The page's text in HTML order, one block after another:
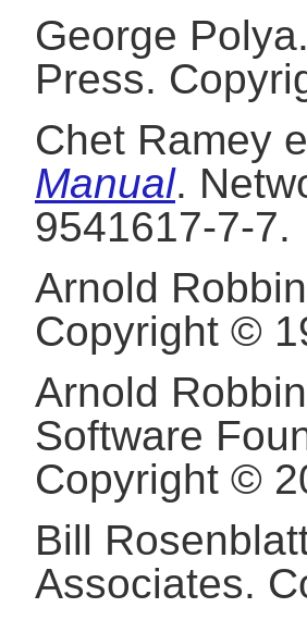
George Polya.
Press.
Chet Ramey
Manual.
9541617-7-7.
Arnold
Copyright ©
Arnold
Software
Copyright ©
Bill
Associates.